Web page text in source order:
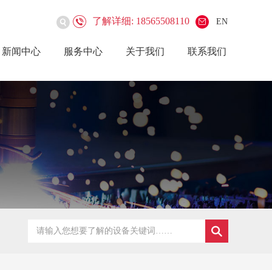
EN
了解详细: 18565508110
新闻中心 服务中心 关于我们 联系我们